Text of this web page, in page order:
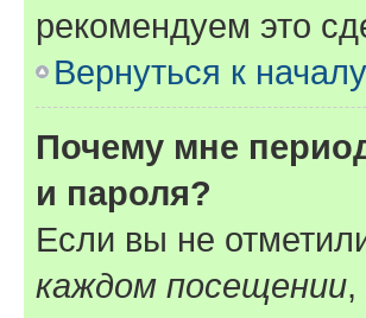
рекомендуем это
Вернуться к началу
Почему мне
и пароля?
Если вы не
каждом посещении,